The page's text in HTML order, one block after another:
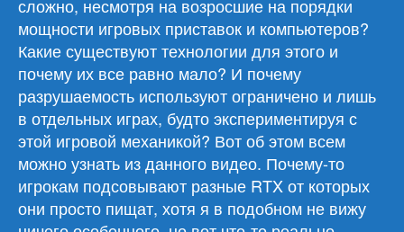
сложно, несмотря на возросшие на порядки
мощности игровых приставок и компьютеров?
Какие существуют технологии для этого и
почему их все равно мало? И почему
разрушаемость используют ограничено и лишь
в отдельных играх, будто экспериментируя с
этой игровой механикой? Вот об этом всем
можно узнать из данного видео. Почему-то
игрокам подсовывают разные RTX от которых
они просто пищат, хотя я в подобном не вижу